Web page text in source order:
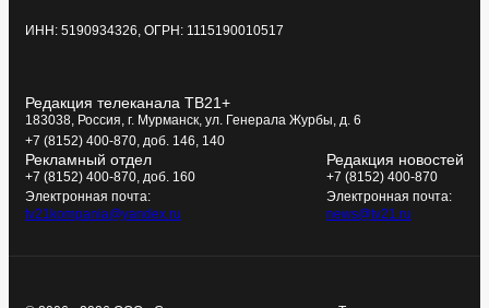
ИНН: 5190934326, ОГРН: 1115190010517
Редакция телеканала ТВ21+
183038, Россия, г. Мурманск, ул. Генерала Журбы, д. 6
+7 (8152) 400-870, доб. 146, 140
Рекламный отдел
+7 (8152) 400-870, доб. 160
Электронная почта:
tv21kompania@yandex.ru
Редакция новостей
+7 (8152) 400-870
Электронная почта:
news@tv21.ru